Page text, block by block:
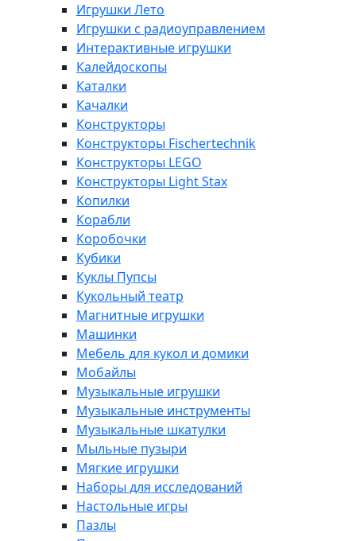
Игрушки Лето
Игрушки с радиоуправлением
Интерактивные игрушки
Калейдоскопы
Каталки
Качалки
Конструкторы
Конструкторы Fisсhertechnik
Конструкторы LEGO
Конструкторы Light Stax
Копилки
Корабли
Коробочки
Кубики
Куклы Пупсы
Кукольный театр
Магнитные игрушки
Машинки
Мебель для кукол и домики
Мобайлы
Музыкальные игрушки
Музыкальные инструменты
Музыкальные шкатулки
Мыльные пузыри
Мягкие игрушки
Наборы для исследований
Настольные игры
Пазлы